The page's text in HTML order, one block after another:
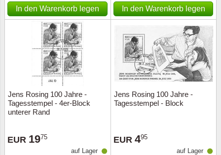
In den Warenkorb legen In den Warenkorb legen
Jens Rosing 100 Jahre -
Tagesstempel - 4er-Block
unterer Rand
EUR 1975
auf Lager
Jens Rosing 100 Jahre -
Tagesstempel - Block
EUR 495
auf Lager